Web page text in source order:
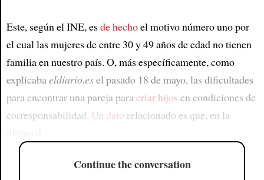
Este, según el INE, esde hechoel motivo número uno por
el cual las mujeres de entre 30 y 49 años de edad no tienen
familia en nuestro país. O, más específicamente, como
explicabaeldiario.esel pasado 18 de mayo, las dificultades
para encontrar una pareja paracriar hijos en condiciones de
corresponsabilidad. Un dato relacionado es que, en la
Continue the conversation